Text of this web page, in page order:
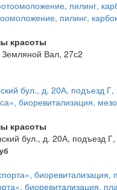
пилинг,
красоты
Вал, 27с2
биоревитализация,
красоты
бул., д. 20А, подъезд Г,
биоревитализация,